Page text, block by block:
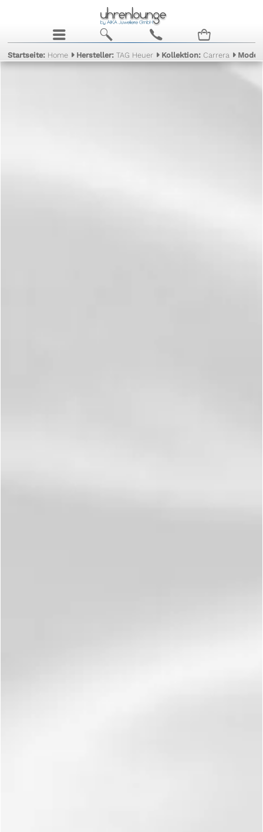
j b c n
Startseite: Home Hersteller:TAG Heuer Kollektion:Carrera